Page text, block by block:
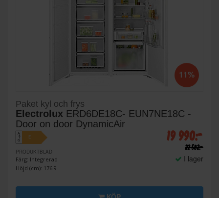
11%
Paket kyl och frys
Electrolux ERD6DE18C- EUN7NE18C -
Door on door DynamicAir
A
↑
G
E
PRODUKTBLAD
Färg: Integrerad
Höjd (cm): 176.9
19 990:-
22 582:-
I lager